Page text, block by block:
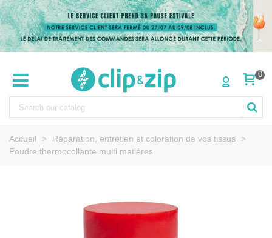
0
Accueil > Réparation, entretien et coloration de vos tissus
>
Poudre thermocollante multi matières